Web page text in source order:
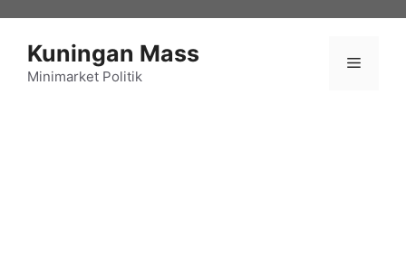
Kuningan Mass
Minimarket Politik
Menu